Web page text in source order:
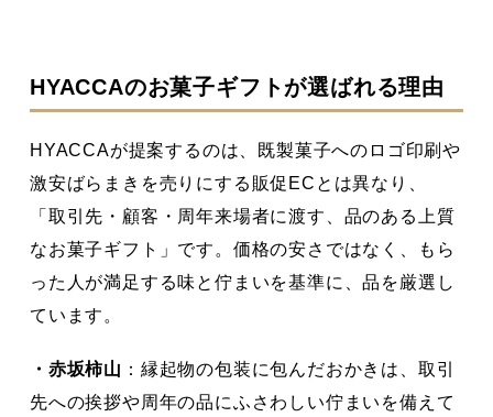
HYACCAのお菓子ギフトが選ばれる理由
HYACCAが提案するのは、既製菓子へのロゴ印刷や
激安ばらまきを売りにする販促ECとは異なり、
「取引先・顧客・周年来場者に渡す、品のある上質
なお菓子ギフト」です。価格の安さではなく、もら
った人が満足する味と佇まいを基準に、品を厳選し
ています。
・赤坂柿山 ：縁起物の包装に包んだおかきは、取引
先への挨拶や周年の品にふさわしい佇まいを備えて